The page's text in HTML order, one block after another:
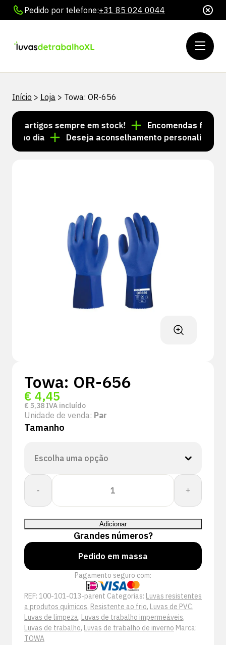
Pedido por telefone:+31 85 024 0044
Início > Loja > Towa: OR-656
artigos sempre em stock!
Encomendas feitas
dia
Deseja aconselhamento personalizado?
Towa: OR-656
€ 4,45
€ 5,38 IVA incluído
Unidade de venda: Par
Tamanho
-
Quantidade
Towa:
OR-
656
+
Adicionar
Grandes números?
Pedido em massa
Pagamento seguro com:
REF: 100-101-013-parent Categorias: Luvas resistentes
a produtos químicos, Resistente ao frio, Luvas de PVC,
Luvas de limpeza, Luvas de trabalho impermeáveis,
Luvas de trabalho, Luvas de trabalho de inverno Marca:
TOWA